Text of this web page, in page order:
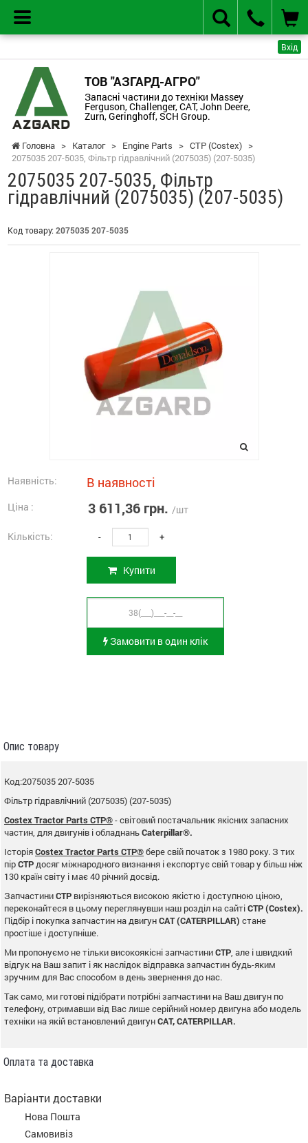
Вхід
ТОВ "АЗГАРД-АГРО"
Запасні частини до техніки Massey
Ferguson, Challenger, CAT, John Deere,
Zurn, Geringhoff, SCH Group.
Головна > Каталог > Engine Parts > CTP (Costex) >
2075035 207-5035, Фільтр гідравлічний (2075035) (207-5035)
2075035 207-5035, Фільтр
гідравлічний (2075035) (207-5035)
Код товару: 2075035 207-5035
Наявність: В наявності
Ціна : 3 611,36 грн. /шт
Кількість: - +
Купити
Замовити в один клік
Опис товару
Код:2075035 207-5035
Фільтр гідравлічний (2075035) (207-5035)
Costex Tractor Parts CTP®- світовий постачальник якісних запасних
частин, для двигунів і обладнаньCaterpillar®.
ІсторіяCostex Tractor Parts CTP®бере свій початок з 1980 року. З тих
пірCTP досяг міжнародного визнання і експортує свій товар у більш ніж
130 країн світу і має 40 річний досвід.
ЗапчастиниCTP вирізняються високою якістю і доступною ціною,
переконайтеся в цьому переглянувши наш розділ на сайтіCTP (Costex).
Підбір і покупка запчастин на двигунCAT (CATERPILLAR) стане
простіше і доступніше.
Ми пропонуємо не тільки високоякісні запчастиниCTP , але і швидкий
відгук на Ваш запит і як наслідок відправка запчастин будь-яким
зручним для Вас способом в день звернення до нас.
Так само, ми готові підібрати потрібні запчастини на Ваш двигун по
телефону, отримавши від Вас лише серійний номер двигуна або модель
техніки на якій встановлений двигунCAT, CATERPILLAR.
Оплата та доставка
Варіанти доставки
Нова Пошта
Самовивіз